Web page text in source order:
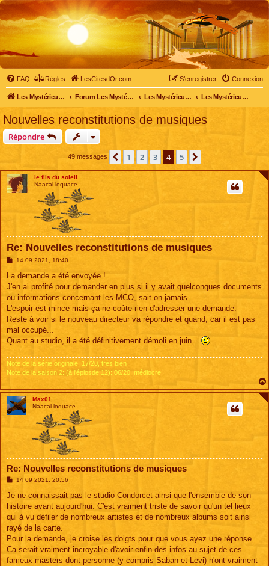
FAQ Règles LesCitesdOr.com Connexion
S’enregistrer
Les Mystérieuses Cités d'Or - LesCitesdOr.com Forum Les Mystérieuses Cités d'Or Les Mystérieuses Cités d'Or Les Mystérieuses Cités d'Or : saison 1 (1983)
Nouvelles reconstitutions de musiques
Répondre
49 messages Précédente
1 2 3 4 5
le fils du soleil
Naacal loquace
Re: Nouvelles reconstitutions de musiques
M
s
a
g
14 09 2021, 18:40
La demande a été envoyée !
J'en ai profité pour demander en plus si il y avait quelconques documents
ou informations concernant les MCO, sait on jamais.
L'espoir est mince mais ça ne coûte rien d'adresser une demande.
Reste à voir si le nouveau directeur va répondre et quand, car il est pas
mal occupé...
Quant au studio, il a été définitivement démoli en juin...
Note de la série originale: 17/20, très bien
Note de la saison 2: (à l'épiosde 12): 06/20, médiocre
Max01
Naacal loquace
Re: Nouvelles reconstitutions de musiques
M
s
a
g
14 09 2021, 20:56
Je ne connaissait pas le studio Condorcet ainsi que l'ensemble de son
histoire avant aujourd'hui. C'est vraiment triste de savoir qu'un tel lieux
qui à vu défiler de nombreux artistes et de nombreux albums soit ainsi
rayé de la carte.
Pour la demande, je croise les doigts pour que vous ayez une réponse.
Ca serait vraiment incroyable d'avoir enfin des infos au sujet de ces
fameux masters dont personne (y compris Saban et Levi) n'ont vraiment